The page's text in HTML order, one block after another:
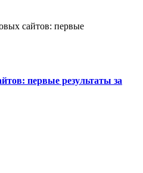
первые результаты за